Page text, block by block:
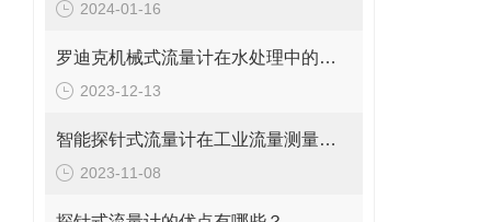
2024-01-16
罗迪克机械式流量计在水处理中的应用
2023-12-13
智能探针式流量计在工业流量测量中的应用
2023-11-08